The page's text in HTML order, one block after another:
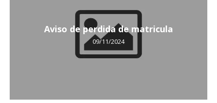
Aviso de perdida de matricula
09/11/2024